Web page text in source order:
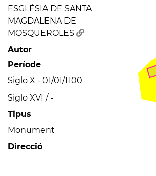
ESGLÉSIA DE SANTA
MAGDALENA DE
MOSQUEROLES
Autor
Període
Siglo X - 01/01/1100
Siglo XVI / -
Tipus
Monument
Direcció